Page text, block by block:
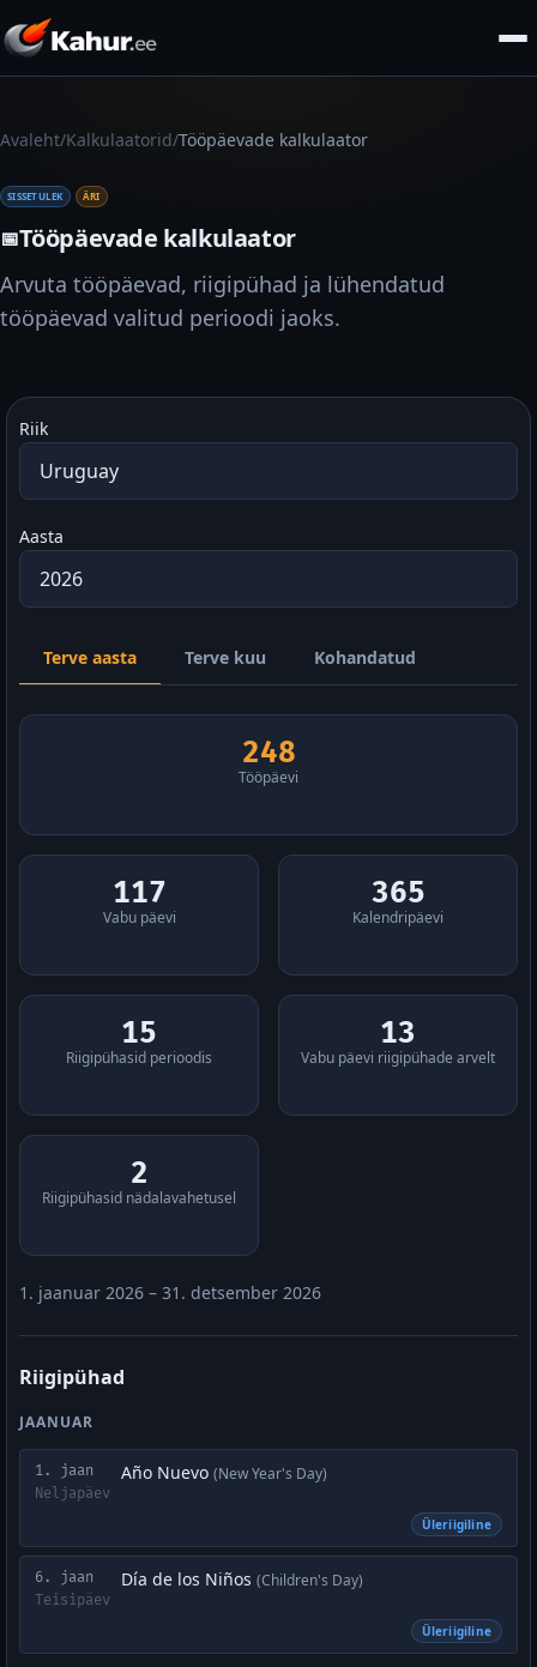
Avaleht/Kalkulaatorid/Tööpäevade kalkulaator
SISSETULEK ÄRI
📅Tööpäevade kalkulaator
Arvuta tööpäevad, riigipühad ja lühendatud
tööpäevad valitud perioodi jaoks.
Riik
Aasta
Terve aasta Terve kuu Kohandatud
248
Tööpäevi
117
Vabu päevi
365
Kalendripäevi
15
Riigipühasid perioodis
13
Vabu päevi riigipühade arvelt
2
Riigipühasid nädalavahetusel
1. jaanuar 2026 – 31. detsember 2026
Riigipühad
JAANUAR
1. jaan
Neljapäev
Año Nuevo (New Year's Day)
Üleriigiline
6. jaan
Teisipäev
Día de los Niños (Children's Day)
Üleriigiline